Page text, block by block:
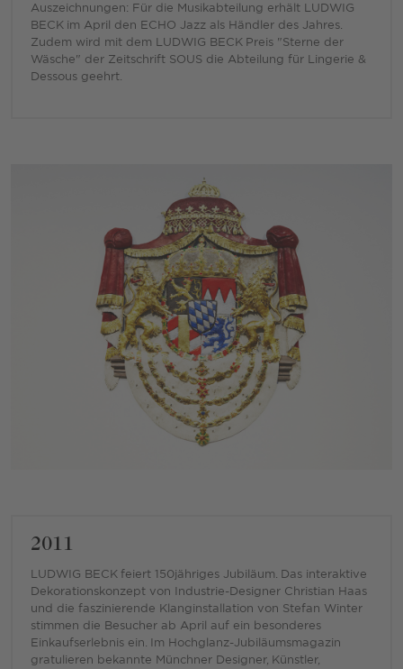
Auszeichnungen: Für die Musikabteilung erhält LUDWIG
BECK im April den ECHO Jazz als Händler des Jahres.
Zudem wird mit dem LUDWIG BECK Preis "Sterne der
Wäsche" der Zeitschrift SOUS die Abteilung für Lingerie &
Dessous geehrt.
2011
LUDWIG BECK feiert 150jähriges Jubiläum. Das interaktive
Dekorationskonzept von Industrie-Designer Christian Haas
und die faszinierende Klanginstallation von Stefan Winter
stimmen die Besucher ab April auf ein besonderes
Einkaufserlebnis ein. Im Hochglanz-Jubiläumsmagazin
gratulieren bekannte Münchner Designer, Künstler,